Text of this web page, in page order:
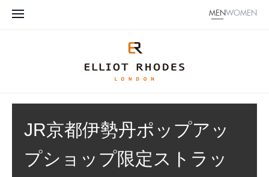
MENWOMEN
JR京都伊勢丹ポップアッ
プショップ限定ストラッ